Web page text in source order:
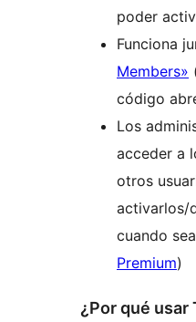
poder
Funciona
Members»
código
Los
acceder a
otros
activarlos/
cuando
Premium)
¿Por qué usar